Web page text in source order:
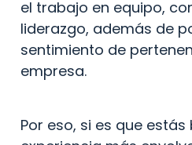
el trabajo en equipo,
liderazgo, además de
sentimiento de
empresa.
Por eso, si es que